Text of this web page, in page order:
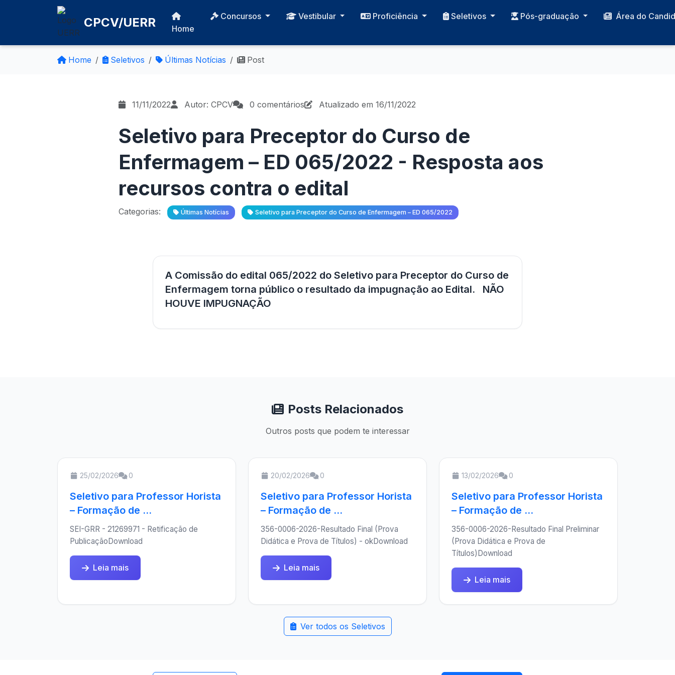
CPCV/UERR Home
Concursos Vestibular Proficiência Seletivos Pós-graduação Área do
Home Seletivos Últimas Notícias Post
11/11/2022 Autor: CPCV 0 comentários Atualizado em 16/11/2022
Seletivo para Preceptor do Curso de
Enfermagem – ED 065/2022 - Resposta aos
recursos contra o edital
Categorias: Últimas Notícias Seletivo para Preceptor do Curso de Enfermagem – ED 065/2022
A Comissão do edital 065/2022 do Seletivo para Preceptor do Curso de
Enfermagem torna público o resultado da impugnação ao Edital. NÃO
HOUVE IMPUGNAÇÃO
Posts Relacionados
Outros posts que podem te interessar
25/02/2026 0
Seletivo para Professor Horista
– Formação de ...
SEI-GRR - 21269971 - Retificação de
PublicaçãoDownload
Leia mais
20/02/2026 0
Seletivo para Professor Horista
– Formação de ...
356-0006-2026-Resultado Final (Prova
Didática e Prova de Títulos) - okDownload
Leia mais
13/02/2026 0
Seletivo para Professor Horista
– Formação de ...
356-0006-2026-Resultado Final Preliminar
(Prova Didática e Prova de
Títulos)Download
Leia mais
Ver todos os Seletivos